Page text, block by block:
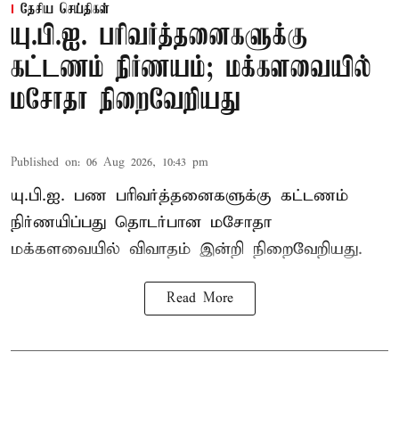
தேசிய செய்திகள்
யு.பி.ஐ. பரிவர்த்தனைகளுக்கு
கட்டணம் நிர்ணயம்; மக்களவையில்
மசோதா நிறைவேறியது
Published on: 06 Aug 2026, 10:43 pm
யு.பி.ஐ. பண பரிவர்த்தனைகளுக்கு கட்டணம்
நிர்ணயிப்பது தொடர்பான மசோதா
மக்களவையில் விவாதம் இன்றி நிறைவேறியது.
Read More